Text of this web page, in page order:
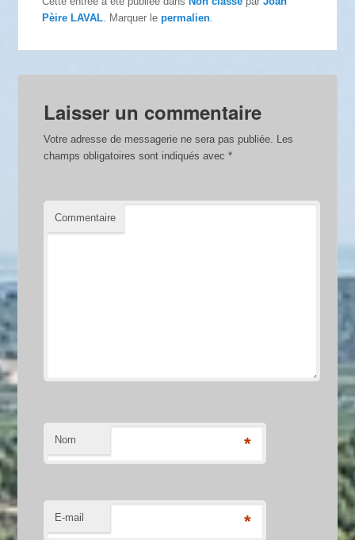
Pèire LAVAL . Marquer lepermalien
Laisser un commentaire
Votre adresse de messagerie ne sera pas publiée. Les
champs obligatoires sont indiqués avec*
Commentaire
Nom *
E-mail *